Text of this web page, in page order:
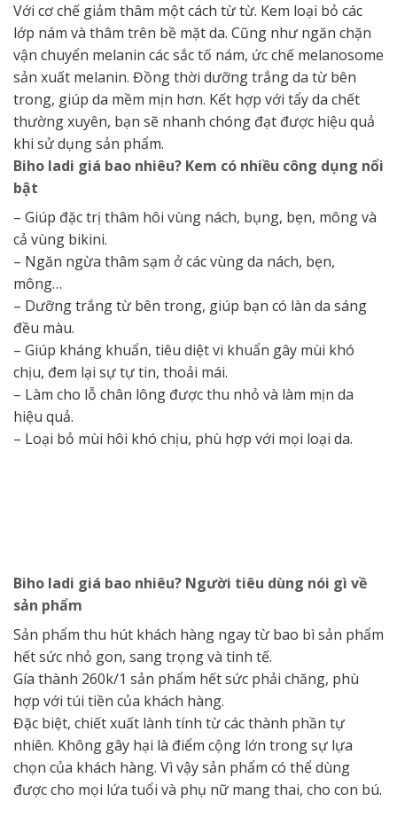
Với cơ chế giảm thâm một cách từ từ. Kem loại bỏ các
lớp nám và thâm trên bề mặt da. Cũng như ngăn chặn
vận chuyển melanin các sắc tố nám, ức chế melanosome
sản xuất melanin. Đồng thời dưỡng trắng da từ bên
trong, giúp da mềm mịn hơn. Kết hợp với tẩy da chết
thường xuyên, bạn sẽ nhanh chóng đạt được hiệu quả
khi sử dụng sản phẩm.
Biho ladi giá bao nhiêu? Kem có nhiều công dụng nổi
bật
– Giúp đặc trị thâm hôi vùng nách, bụng, bẹn, mông và
cả vùng bikini.
– Ngăn ngừa thâm sạm ở các vùng da nách, bẹn,
mông…
– Dưỡng trắng từ bên trong, giúp bạn có làn da sáng
đều màu.
– Giúp kháng khuẩn, tiêu diệt vi khuẩn gây mùi khó
chịu, đem lại sự tự tin, thoải mái.
– Làm cho lỗ chân lông được thu nhỏ và làm mịn da
hiệu quả.
– Loại bỏ mùi hôi khó chịu, phù hợp với mọi loại da.
Biho ladi giá bao nhiêu? Người tiêu dùng nói gì về
sản phẩm
Sản phẩm thu hút khách hàng ngay từ bao bì sản phẩm
hết sức nhỏ gon, sang trọng và tinh tế.
Gía thành 260k/1 sản phẩm hết sức phải chăng, phù
hợp với túi tiền của khách hàng.
Đặc biệt, chiết xuất lành tính từ các thành phần tự
nhiên. Không gây hại là điểm cộng lớn trong sự lựa
chọn của khách hàng. Vì vậy sản phẩm có thể dùng
được cho mọi lứa tuổi và phụ nữ mang thai, cho con bú.